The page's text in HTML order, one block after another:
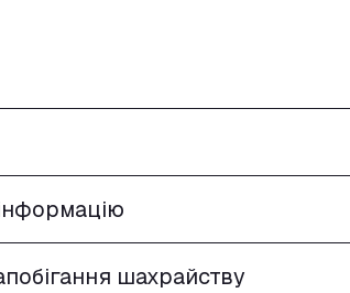
шахрайству